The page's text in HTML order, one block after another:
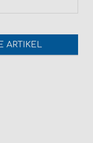
ARTIKEL